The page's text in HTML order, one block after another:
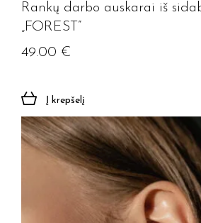
Rankų darbo auskarai iš
„FOREST”
49.00 €
Į krepšelį